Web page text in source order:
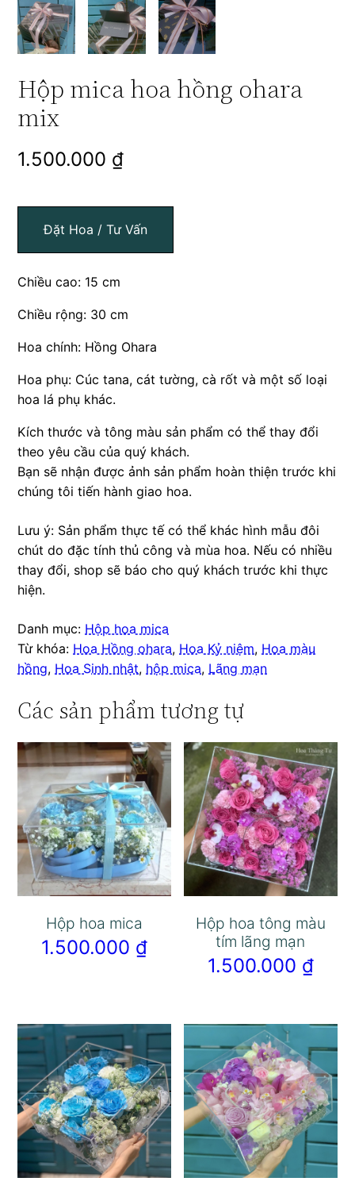
Hộp mica hoa hồng ohara
mix
1.500.000 ₫
Đặt Hoa / Tư Vấn
Chiều cao: 15 cm
Chiều rộng: 30 cm
Hoa chính: Hồng Ohara
Hoa phụ: Cúc tana, cát tường, cà rốt và một số loại
hoa lá phụ khác.
Kích thước và tông màu sản phẩm có thể thay đổi
theo yêu cầu của quý khách.
Bạn sẽ nhận được ảnh sản phẩm hoàn thiện trước khi
chúng tôi tiến hành giao hoa.
Lưu ý: Sản phẩm thực tế có thể khác hình mẫu đôi
chút do đặc tính thủ công và mùa hoa. Nếu có nhiều
thay đổi, shop sẽ báo cho quý khách trước khi thực
hiện.
Danh mục: Hộp hoa mica
Từ khóa: Hoa Hồng ohara, Hoa Kỷ niệm, Hoa màu
hồng, Hoa Sinh nhật, hộp mica, Lãng mạn
Các sản phẩm tương tự
Hộp hoa mica
1.500.000 ₫
Hộp hoa tông màu
tím lãng mạn
1.500.000 ₫